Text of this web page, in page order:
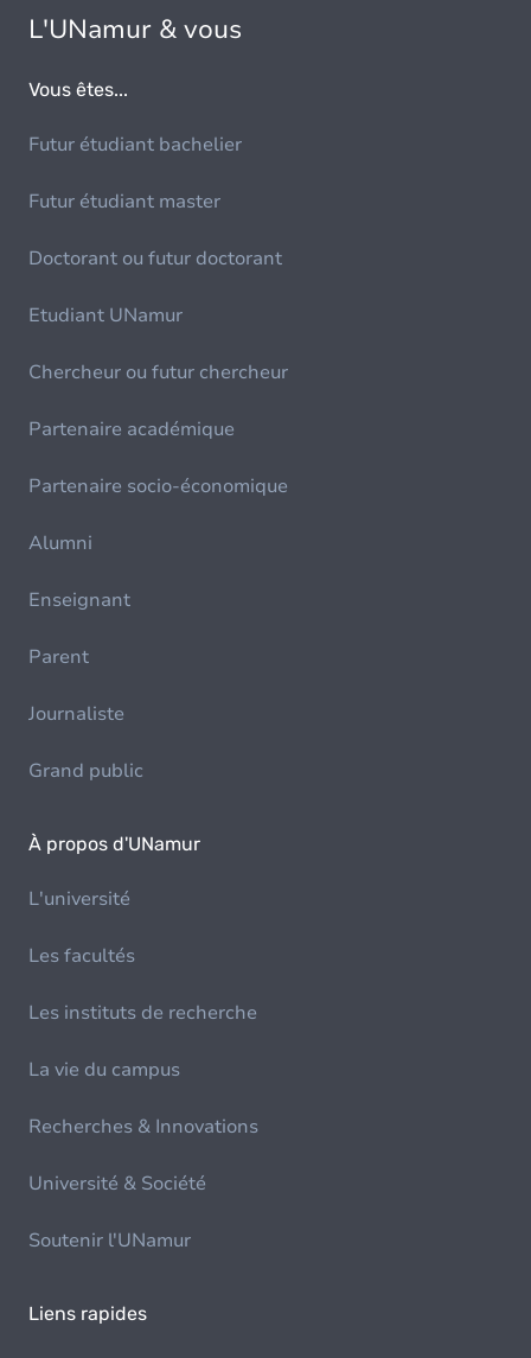
L'UNamur & vous
Vous êtes...
Futur étudiant bachelier
Futur étudiant master
Doctorant ou futur doctorant
Etudiant UNamur
Chercheur ou futur chercheur
Partenaire académique
Partenaire socio-économique
Alumni
Enseignant
Parent
Journaliste
Grand public
À propos d'UNamur
L'université
Les facultés
Les instituts de recherche
La vie du campus
Recherches & Innovations
Université & Société
Soutenir l'UNamur
Liens rapides